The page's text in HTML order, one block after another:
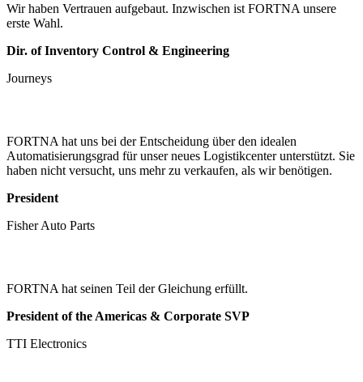
Wir haben Vertrauen aufgebaut. Inzwischen ist FORTNA unsere
erste Wahl.
Dir. of Inventory Control & Engineering
Journeys
FORTNA hat uns bei der Entscheidung über den idealen
Automatisierungsgrad für unser neues Logistikcenter unterstützt. Sie
haben nicht versucht, uns mehr zu verkaufen, als wir benötigen.
President
Fisher Auto Parts
FORTNA hat seinen Teil der Gleichung erfüllt.
President of the Americas & Corporate SVP
TTI Electronics